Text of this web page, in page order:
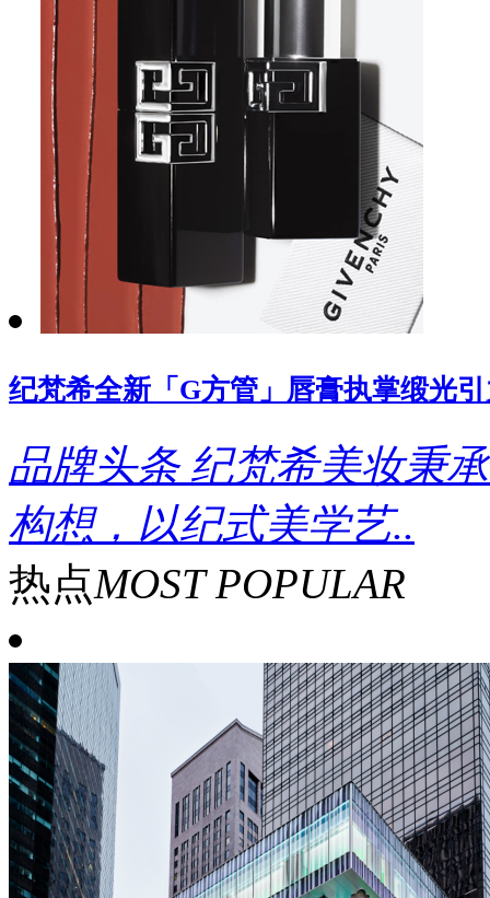
纪梵希全新「G方管」唇膏执掌缎光
品牌头条 纪梵希美妆秉
构想，以纪式美学艺..
热点MOST POPULAR